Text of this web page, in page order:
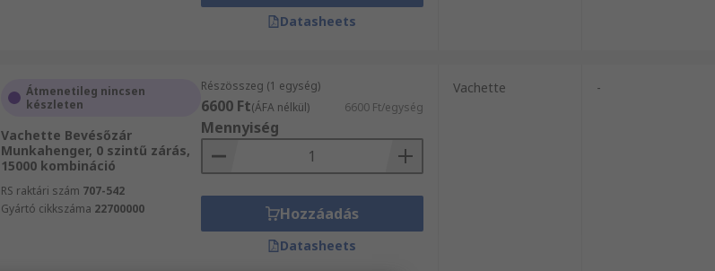
Datasheets
Átmenetileg nincsen
készleten
Vachette Bevésőzár
Munkahenger, 0 szintű zárás,
15000 kombináció
RS raktári szám 707-542
Gyártó cikkszáma 22700000
Részösszeg (1 egység)
6600 Ft(ÁFA nélkül) 6600 Ft/egység
Mennyiség
Hozzáadás
Datasheets
Vachette -